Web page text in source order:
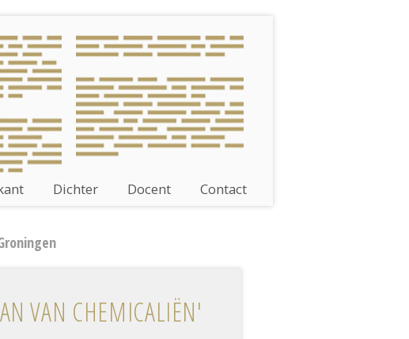
Dichter Docent Contact
VAN CHEMICALIËN'